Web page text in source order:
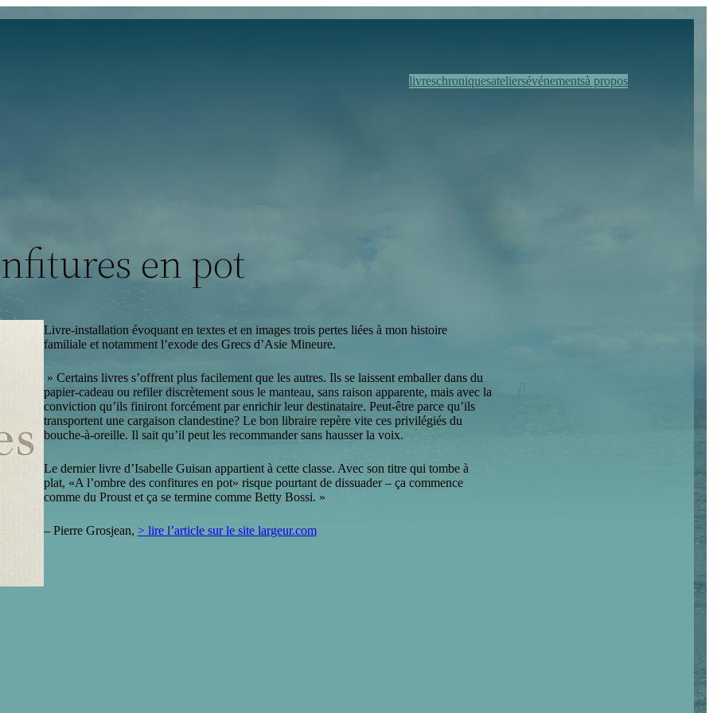
livreschroniquesateliersévénementsà propos
en pot
Livre-installation évoquant en textes et en images trois pertes liées à mon histoire
familiale et notamment l’exode des Grecs d’Asie Mineure.
» Certains livres s’offrent plus facilement que les autres. Ils se laissent emballer dans du
papier-cadeau ou refiler discrètement sous le manteau, sans raison apparente, mais avec la
conviction qu’ils finiront forcément par enrichir leur destinataire. Peut-être parce qu’ils
transportent une cargaison clandestine? Le bon libraire repère vite ces privilégiés du
bouche-à-oreille. Il sait qu’il peut les recommander sans hausser la voix.
Le dernier livre d’Isabelle Guisan appartient à cette classe. Avec son titre qui tombe à
plat, «A l’ombre des confitures en pot» risque pourtant de dissuader – ça commence
comme du Proust et ça se termine comme Betty Bossi. »
– Pierre Grosjean, > lire l’article sur le site largeur.com